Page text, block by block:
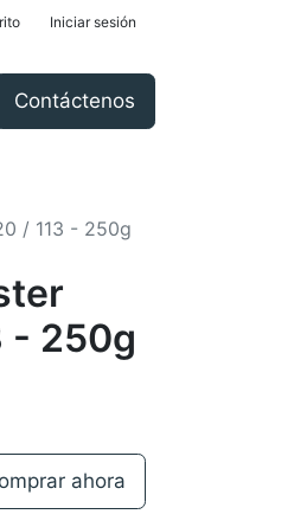
Iniciar sesión
Contáctenos
/ 113 - 250g
- 250g
ahora